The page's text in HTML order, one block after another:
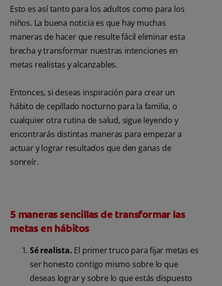
Esto es así tanto para los adultos como para los
niños. La buena noticia es que hay muchas
maneras de hacer que resulte fácil eliminar esta
brecha y transformar nuestras intenciones en
metas realistas y alcanzables.
Entonces, si deseas inspiración para crear un
hábito de cepillado nocturno para la familia, o
cualquier otra rutina de salud, sigue leyendo y
encontrarás distintas maneras para empezar a
actuar y lograr resultados que den ganas de
sonreír.
5 maneras sencillas de transformar las
metas en hábitos
Sé realista. El primer truco para fijar metas es
ser honesto contigo mismo sobre lo que
deseas lograr y sobre lo que estás dispuesto